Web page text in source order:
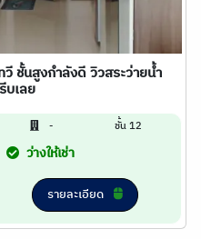
ชั้นสูงกำลังดี วิวสระว่ายน้ำ
บเลย
- ชั้น 12
ว่างให้เช่า
รายละเอียด